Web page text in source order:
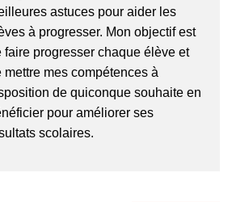
astuces pour aider les
à progresser. Mon objectif est
faire progresser chaque élève et
mettre mes compétences à
de quiconque souhaite en
pour améliorer ses
scolaires.